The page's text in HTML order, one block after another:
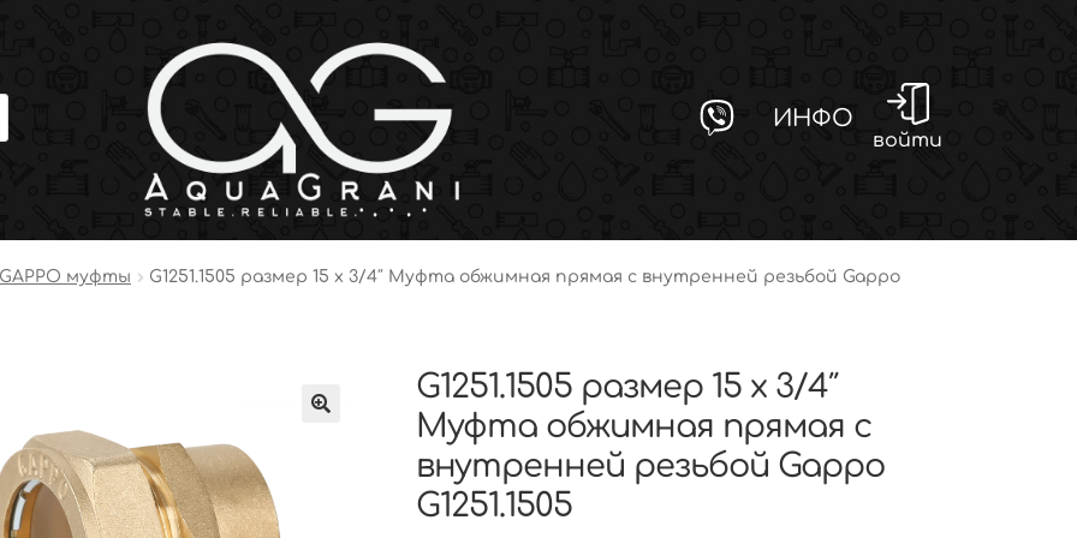
ИНФО
войти
GAPPO муфты
G1251.1505 размер 15 х 3/4″ Муфта обжимная прямая с внутренней резьбой Gappo
G1251.1505 размер 15 х 3/4″
Муфта обжимная прямая с
внутренней резьбой Gappo
G1251.1505